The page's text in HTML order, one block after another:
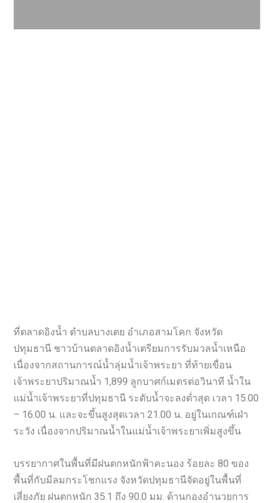
ที่ตลาดอิงน้ำ ตำบลบางเตย อำเภอสามโคก จังหวัด
ปทุมธานี ชาวบ้านตลาดอิงน้ำเตรียมการรับมวลน้ำเหนือ
เนื่องจากสถานการณ์น้ำลุ่มน้ำเจ้าพระยา ที่ท้ายเขื่อน
เจ้าพระยาปริมาณน้ำ 1,899 ลูกบาศก์เมตรต่อวินาที น้ำใน
แม่น้ำเจ้าพระยาที่ปทุมธานี ระดับน้ำจะลงต่ำสุด เวลา 15.00
– 16.00 น. และจะขึ้นสูงสุดเวลา 21.00 น. อยู่ในเกณฑ์เฝ่า
ระวัง เนื่องจากปริมาณน้ำในแม่น้ำเจ้าพระยาเพิ่มสูงขึ้น
บรรยากาศในพื้นที่มีฝนตกหนักฟ้าคะนอง ร้อยละ 80 ของ
พื้นที่กับมีลมกระโชกแรง จังหวัดปทุมธานีจัดอยู่ในพื้นที่
เสี่ยงภัย ฝนตกหนัก 35.1 ถึง 90.0 มม. ด้านกองอำนวยการ